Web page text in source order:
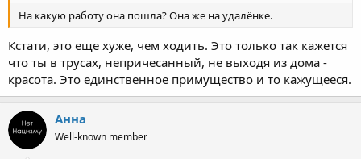
На какую работу она пошла? Она же на удалёнке.
Кстати, это еще хуже, чем ходить. Это только так кажется
что ты в трусах, непричесанный, не выходя из дома -
красота. Это единственное примущество и то кажущееся.
Анна
Well-known member